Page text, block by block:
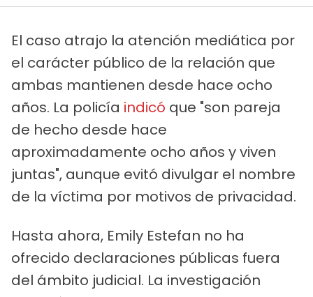
El caso atrajo la atención mediática por
el carácter público de la relación que
ambas mantienen desde hace ocho
años. La policía indicó que "son pareja
de hecho desde hace
aproximadamente ocho años y viven
juntas", aunque evitó divulgar el nombre
de la víctima por motivos de privacidad.
Hasta ahora, Emily Estefan no ha
ofrecido declaraciones públicas fuera
del ámbito judicial. La investigación